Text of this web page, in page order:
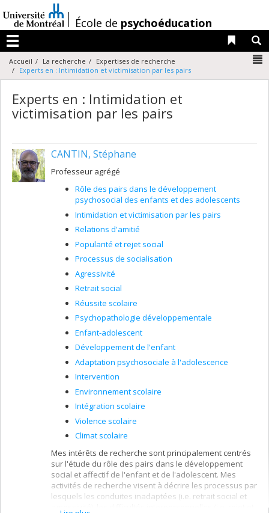
au
contenu
/École de psychoéducation
Menu
Liens
Accueil La recherche
Expertises de recherche
Experts en : Intimidation et victimisation par les pairs
Experts en : Intimidation et
victimisation par les pairs
CANTIN, Stéphane
Professeur agrégé
Rôle des pairs dans le développement
psychosocial des enfants et des adolescents
Intimidation et victimisation par les pairs
Relations d'amitié
Popularité et rejet social
Processus de socialisation
Agressivité
Retrait social
Réussite scolaire
Psychopathologie développementale
Enfant-adolescent
Développement de l'enfant
Adaptation psychosociale à l'adolescence
Intervention
Environnement scolaire
Intégration scolaire
Violence scolaire
Climat scolaire
Mes intérêts de recherche sont principalement centrés
sur l'étude du rôle des pairs dans le développement
social et affectif de l'enfant et de l'adolescent. Mes
activités de recherche visent à décrire les processus par
lesquels les conduites inadaptées (i.e. retrait social et